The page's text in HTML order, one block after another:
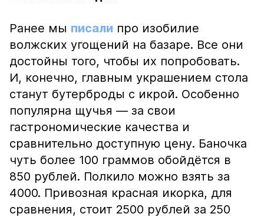
Ранее мы писали про изобилие
волжских угощений на базаре. Все они
достойны того, чтобы их попробовать.
И, конечно, главным украшением стола
станут бутерброды с икрой. Особенно
популярна щучья — за свои
гастрономические качества и
сравнительно доступную цену. Баночка
чуть более 100 граммов обойдётся в
850 рублей. Полкило можно взять за
4000. Привозная красная икорка, для
сравнения, стоит 2500 рублей за 250